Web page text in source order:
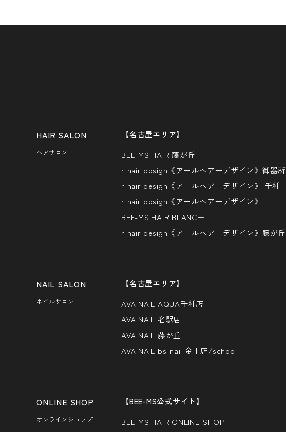
ヘアサロン
【名古屋エリア】
BEE-MS HAIR 藤が丘
r hair design《アールヘアーデザイン》御器所
r hair design《アールヘアーデザイン》 千種
r hair design《アールヘアーデザイン》
BEE-MS HAIR BLANC＋
r hair design《アールヘアーデザイン》藤が丘
ネイルサロン
【名古屋エリア】
AVA NAIL AQUA千種店
AVA NAIL 名駅店
AVA NAIL 藤が丘
AVA NAIL bs-nail 金山店/school
オンラインショップ
【BEE-MS公式サイト】
BEE-MS HAIR ONLINE-SHOP